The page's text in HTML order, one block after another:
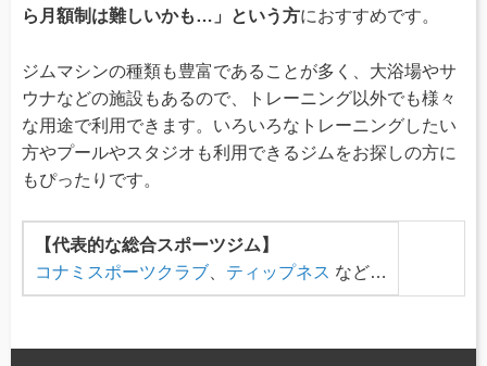
ら月額制は難しいかも…」という方におすすめです。
ジムマシンの種類も豊富であることが多く、大浴場やサ
ウナなどの施設もあるので、トレーニング以外でも様々
な用途で利用できます。いろいろなトレーニングしたい
方やプールやスタジオも利用できるジムをお探しの方に
もぴったりです。
【代表的な総合スポーツジム】
コナミスポーツクラブ、 ティップネス など…